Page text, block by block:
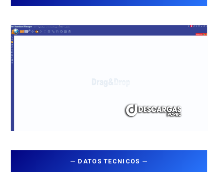
— DATOS TECNICOS —